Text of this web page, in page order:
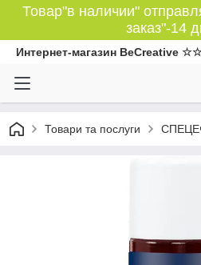
Товар"в наличии"
заказ"-14
Интернет-магазин BeCreative
Товари та послуги